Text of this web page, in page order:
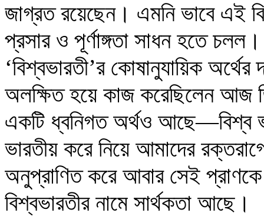
জাগ্রত রয়েছেন। এমনি ভাবে এই
প্রসার ও পূর্ণাঙ্গতা সাধন হতে
‘বিশ্বভারতী’র কোষানুযায়িক
অলক্ষিত হয়ে কাজ করেছিলেন
একটি ধ্বনিগত অর্থও আছে—বিশ্ব
ভারতীয় করে নিয়ে আমাদের
অনুপ্রাণিত করে আবার সেই
বিশ্বভারতীর নামে সার্থকতা আছে।